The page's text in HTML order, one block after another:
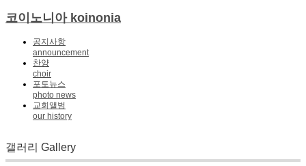
코이노니아 koinonia
공지사항
announcement
찬양
choir
포토뉴스
photo news
교회앨범
our history
갤러리 Gallery